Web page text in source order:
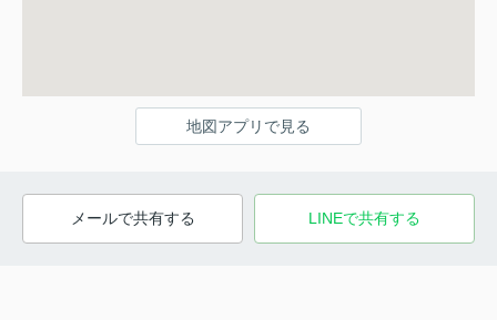
地図アプリで見る
メールで共有する LINEで共有する